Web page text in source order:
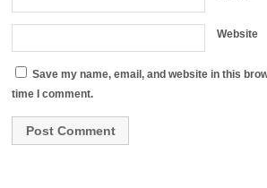
Website
Save my name, email, and website in this
time I comment.